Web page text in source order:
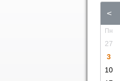
<
Пн
27
3
10